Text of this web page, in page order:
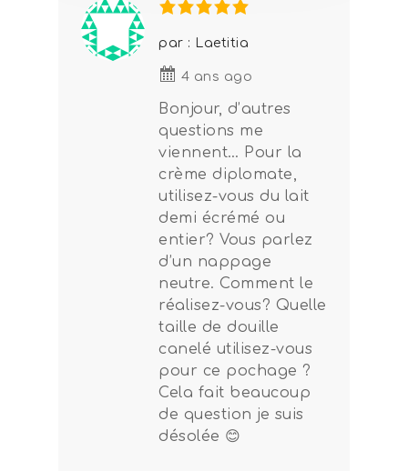
par : Laetitia
4 ans ago
Bonjour, d’autres
questions me
viennent… Pour la
crème diplomate,
utilisez-vous du lait
demi écrémé ou
entier? Vous parlez
d’un nappage
neutre. Comment le
réalisez-vous? Quelle
taille de douille
canelé utilisez-vous
pour ce pochage ?
Cela fait beaucoup
de question je suis
désolée 😊